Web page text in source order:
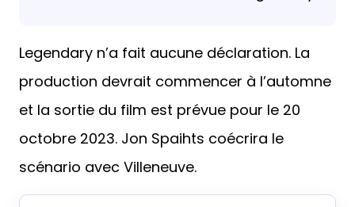
Legendary n’a fait aucune déclaration. La
production devrait commencer à l’automne
et la sortie du film est prévue pour le 20
octobre 2023. Jon Spaihts coécrira le
scénario avec Villeneuve.